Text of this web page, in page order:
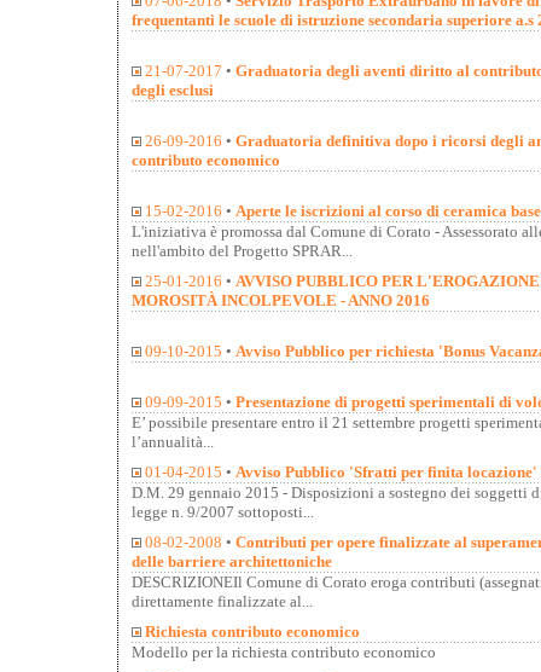
frequentanti le scuole di istruzione secondaria superiore a.s
21-07-2017 • Graduatoria degli aventi diritto al
degli esclusi
26-09-2016 • Graduatoria definitiva dopo i ricorsi degli
contributo economico
15-02-2016 • Aperte le iscrizioni al corso di ceramica base
L'iniziativa è promossa dal Comune di Corato - Assessorato
nell'ambito del Progetto SPRAR...
25-01-2016 • AVVISO PUBBLICO PER
MOROSITÀ INCOLPEVOLE - ANNO 2016
09-10-2015 • Avviso Pubblico per richiesta 'Bonus
09-09-2015 • Presentazione di progetti sperimentali di
E’ possibile presentare entro il 21 settembre progetti
l’annualità...
01-04-2015 • Avviso Pubblico 'Sfratti per finita locazione'
D.M. 29 gennaio 2015 - Disposizioni a sostegno dei soggetti
legge n. 9/2007 sottoposti...
08-02-2008 • Contributi per opere finalizzate al
delle barriere architettoniche
DESCRIZIONEIl Comune di Corato eroga contributi
direttamente finalizzate al...
Richiesta contributo economico
Modello per la richiesta contributo economico